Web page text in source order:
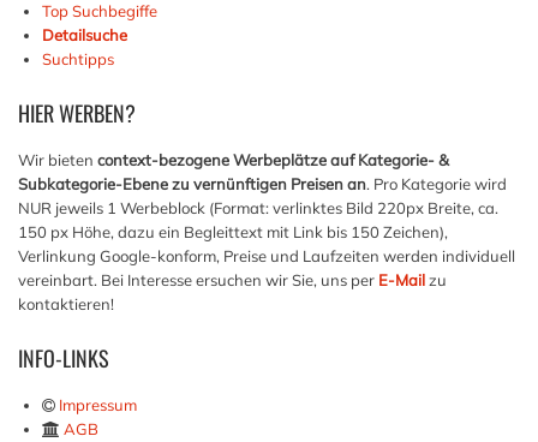
Top Suchbegiffe
Detailsuche
Suchtipps
HIERWERBEN?
Wir bieten context-bezogene Werbeplätze auf Kategorie- &
Subkategorie-Ebene zu vernünftigen Preisen an. Pro Kategorie wird
NUR jeweils 1 Werbeblock (Format: verlinktes Bild 220px Breite, ca.
150 px Höhe, dazu ein Begleittext mit Link bis 150 Zeichen),
Verlinkung Google-konform, Preise und Laufzeiten werden individuell
vereinbart. Bei Interesse ersuchen wir Sie, uns per E-Mailzu
kontaktieren!
INFO-LINKS
Impressum
AGB